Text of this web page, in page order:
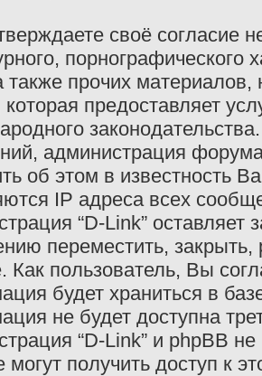
своё согласие
порнографического
также прочих
предоставляет
администрация
об этом в известность
IP адреса всех
“D-Link”
переместить,
Как пользователь, Вы
будет храниться в
не будет доступна
“D-Link” и phpBB
могут получить доступ к